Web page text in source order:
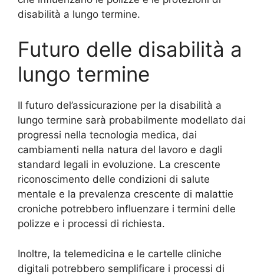
disabilità a lungo termine.
Futuro delle disabilità a
lungo termine
Il futuro del’assicurazione per la disabilità a
lungo termine sarà probabilmente modellato dai
progressi nella tecnologia medica, dai
cambiamenti nella natura del lavoro e dagli
standard legali in evoluzione. La crescente
riconoscimento delle condizioni di salute
mentale e la prevalenza crescente di malattie
croniche potrebbero influenzare i termini delle
polizze e i processi di richiesta.
Inoltre, la telemedicina e le cartelle cliniche
digitali potrebbero semplificare i processi di